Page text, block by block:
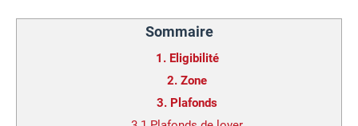
Sommaire
1. Eligibilité
2. Zone
3. Plafonds